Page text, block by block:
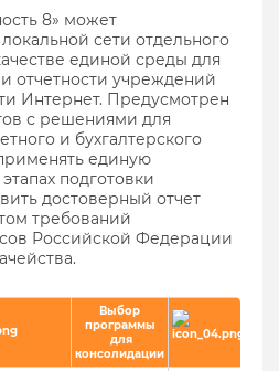
8» может
сети отдельного
единой среды для
отчетности учреждений
Интернет. Предусмотрен
с решениями для
и бухгалтерского
единую
подготовки
достоверный отчет
требований
Российской Федерации
Выбор
программы
для
консолидации